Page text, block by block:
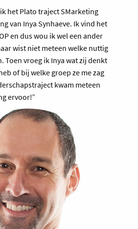
het Plato traject SMarketing
van Inya Synhaeve. Ik vind het
en dus wou ik wel een ander
wist niet meteen welke nuttig
Toen vroeg ik Inya wat zij denkt
of bij welke groep ze me zag
kwam meteen
ervoor!”